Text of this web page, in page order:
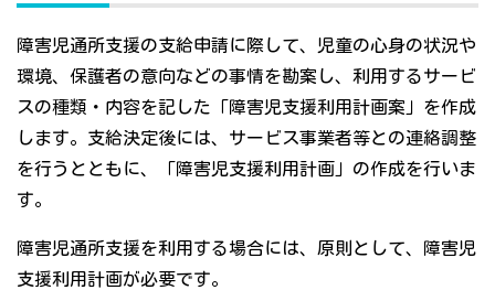
障害児通所支援の支給申請に際して、児童の心身の状況や
環境、保護者の意向などの事情を勘案し、利用するサービ
スの種類・内容を記した「障害児支援利用計画案」を作成
します。支給決定後には、サービス事業者等との連絡調整
を行うとともに、「障害児支援利用計画」の作成を行いま
す。
障害児通所支援を利用する場合には、原則として、障害児
支援利用計画が必要です。